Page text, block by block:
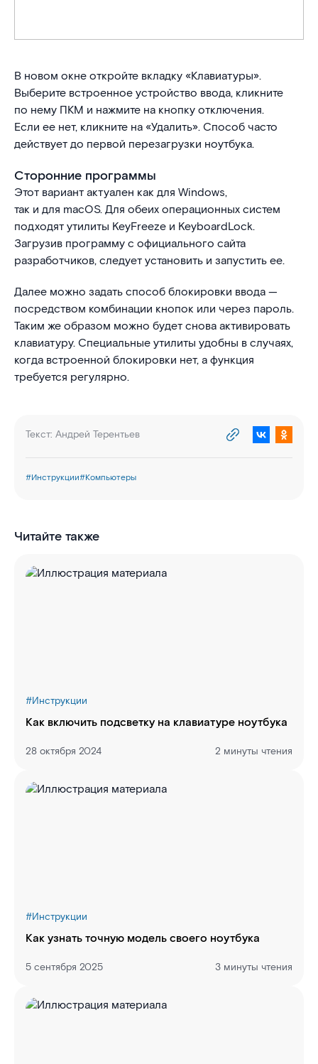
В новом окне откройте вкладку «Клавиатуры».
Выберите встроенное устройство ввода, кликните
по нему ПКМ и нажмите на кнопку отключения.
Если ее нет, кликните на «Удалить». Способ часто
действует до первой перезагрузки ноутбука.
Сторонние программы
Этот вариант актуален как для Windows,
так и для macOS. Для обеих операционных систем
подходят утилиты KeyFreeze и KeyboardLock.
Загрузив программу с официального сайта
разработчиков, следует установить и запустить ее.
Далее можно задать способ блокировки ввода —
посредством комбинации кнопок или через пароль.
Таким же образом можно будет снова активировать
клавиатуру. Специальные утилиты удобны в случаях,
когда встроенной блокировки нет, а функция
требуется регулярно.
Текст: Андрей Терентьев
#Инструкции#Компьютеры
Читайте также
#Инструкции
Как включить подсветку на клавиатуре ноутбука
28 октября 2024 2 минуты чтения
#Инструкции
Как узнать точную модель своего ноутбука
5 сентября 2025 3 минуты чтения